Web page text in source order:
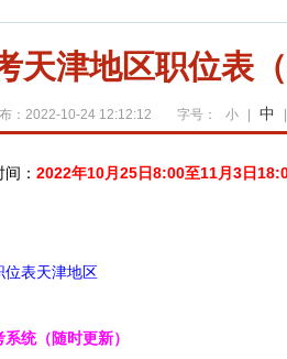
天津地区职位表
：2022-10-24 12:12:12 字号： 小 中
： 2022年10月25日8:00至11月3日
位表天津地区
统（随时更新）